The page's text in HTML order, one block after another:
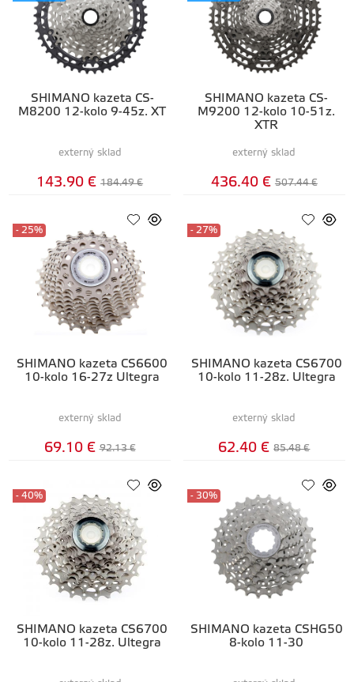
SHIMANO kazeta CS-
M8200 12-kolo 9-45z. XT
externý sklad
143.90 € 184.49 €
SHIMANO kazeta CS-
M9200 12-kolo 10-51z.
XTR
externý sklad
436.40 € 507.44 €
SHIMANO kazeta CS6600
10-kolo 16-27z Ultegra
- 25%
externý sklad
69.10 € 92.13 €
SHIMANO kazeta CS6700
10-kolo 11-28z. Ultegra
- 27%
externý sklad
62.40 € 85.48 €
SHIMANO kazeta CS6700
10-kolo 11-28z. Ultegra
- 40%
SHIMANO kazeta CSHG50
8-kolo 11-30
- 30%